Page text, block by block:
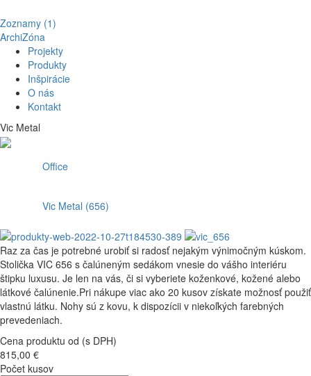
Zoznamy (1)
ArchiZóna
Projekty
Produkty
Inšpirácie
O nás
Kontakt
Vic Metal
Office
Vic Metal (656)
Raz za čas je potrebné urobiť si radosť nejakým výnimočným kúskom.
Stolička VIC 656 s čalúneným sedákom vnesie do vášho interiéru
štipku luxusu. Je len na vás, či si vyberiete koženkové, kožené alebo
látkové čalúnenie.Pri nákupe viac ako 20 kusov získate možnosť použiť
vlastnú látku. Nohy sú z kovu, k dispozícii v niekoľkých farebných
prevedeniach.
Cena produktu od (s DPH)
815,00 €
Počet kusov